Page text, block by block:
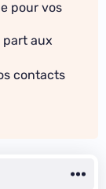
pour vos
part aux
contacts